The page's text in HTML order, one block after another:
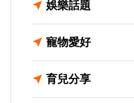
娛樂話題
寵物愛好
育兒分享